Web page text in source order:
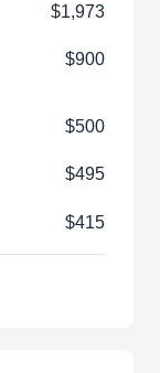
$1,973
$900
$500
$495
$415